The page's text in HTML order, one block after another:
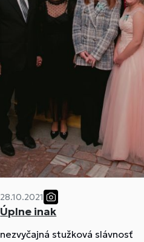
28.10.2021
Úplne inak
nezvyčajná stužková slávnosť